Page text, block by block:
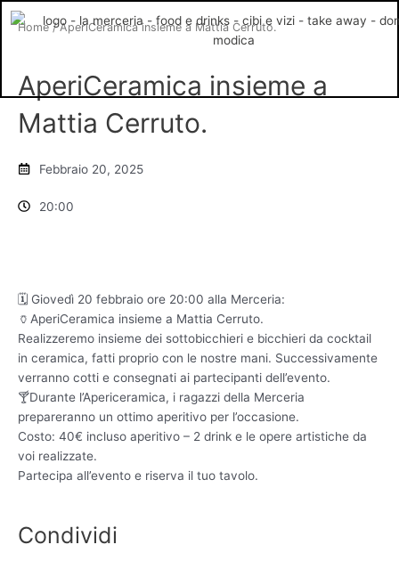
Vai
Home/ AperiCeramica insieme a Mattia Cerruto.
AperiCeramica insieme a
Mattia Cerruto.
Febbraio 20, 2025
20:00
🗓️ Giovedì 20 febbraio ore 20:00 alla Merceria:
🏺AperiCeramica insieme a Mattia Cerruto.
Realizzeremo insieme dei sottobicchieri e bicchieri da cocktail
in ceramica, fatti proprio con le nostre mani. Successivamente
verranno cotti e consegnati ai partecipanti dell’evento.
🍸Durante l’Apericeramica, i ragazzi della Merceria
prepareranno un ottimo aperitivo per l’occasione.
Costo: 40€ incluso aperitivo – 2 drink e le opere artistiche da
voi realizzate.
Partecipa all’evento e riserva il tuo tavolo.
Condividi